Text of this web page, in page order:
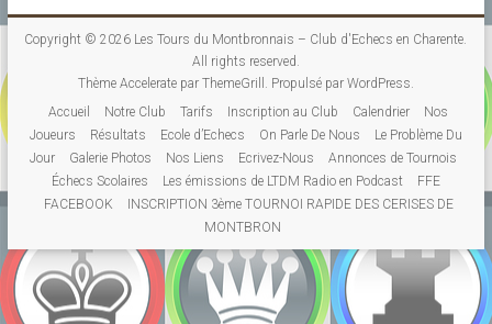
Copyright © 2026 Les Tours du Montbronnais – Club d'Echecs en Charente.
All rights reserved.
Thème Acceleratepar ThemeGrill. Propulsé par WordPress.
Accueil
Notre Club Tarifs Inscription au Club Calendrier
Nos
Joueurs
Résultats Ecole d’Echecs On Parle De Nous
Le Problème Du
Jour
Galerie Photos Nos Liens Ecrivez-Nous
Annonces de Tournois
Échecs Scolaires
Les émissions de LTDM Radio en Podcast
FFE
FACEBOOK
INSCRIPTION 3ème TOURNOI RAPIDE DES CERISES DE
MONTBRON